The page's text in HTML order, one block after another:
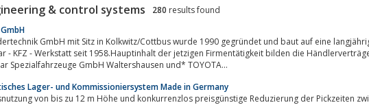
& control systems 280 results found
GmbH mit Sitz in Kolkwitz/Cottbus wurde 1990 gegründet und baut auf eine
- KFZ - Werkstatt seit 1958.Hauptinhalt der jetzigen Firmentätigkeit bilden die
Spezialfahrzeuge GmbH Waltershausen und* TOYOTA...
Lager- und Kommissioniersystem Made in Germany
von bis zu 12 m Höhe und konkurrenzlos preisgünstige Reduzierung der Pickzeiten